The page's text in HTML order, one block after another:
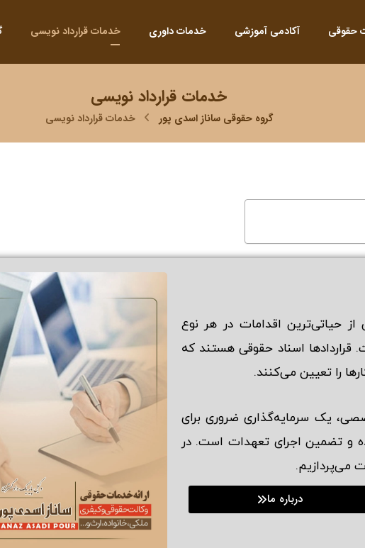
حقوقی آکادمی آموزشی خدمات داوری خدمات قرارداد نویسی
خدمات قرارداد نویسی
گروه حقوقی ساناز اسدی پور خدمات قرارداد نویسی
حیاتی‌ترین اقدامات در هر نوع
قراردادها اسناد حقوقی هستند که
را تعیین می‌کنند.
یک سرمایه‌گذاری ضروری برای
و تضمین اجرای تعهدات است. در
می‌پردازیم.
درباره ما